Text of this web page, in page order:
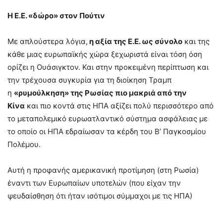
Η Ε.Ε. «δώρο» στον Πούτιν
Με απλούστερα λόγια, η αξία της Ε.Ε. ως σύνολο και της
κάθε μιας ευρωπαϊκής χώρα ξεχωριστά είναι τόση όση
ορίζει η Ουάσιγκτον. Και στην προκειμένη περίπτωση και
την τρέχουσα συγκυρία για τη διοίκηση Τραμπ
η «ρυμούλκηση» της Ρωσίας πιο μακριά από την
Κίνα και πιο κοντά στις ΗΠΑ αξίζει πολύ περισσότερο από
το μεταπολεμικό ευρωατλαντικό σύστημα ασφάλειας με
το οποίο οι ΗΠΑ εδραίωσαν τα κέρδη του Β’ Παγκοσμίου
Πολέμου.
Αυτή η προφανής αμερικανική προτίμηση (στη Ρωσία)
έναντι των Ευρωπαίων υποτελών (που είχαν την
ψευδαίσθηση ότι ήταν ισότιμοι σύμμαχοι με τις ΗΠΑ)